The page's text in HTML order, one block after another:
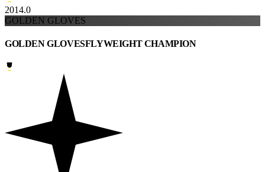
2014.0
GOLDEN GLOVES
GOLDEN GLOVESFLYWEIGHT CHAMPION